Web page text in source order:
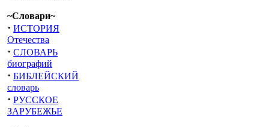
~Словари~
· ИСТОРИЯ
Отечества
· СЛОВАРЬ
биографий
· БИБЛЕЙСКИЙ
словарь
· РУССКОЕ
ЗАРУБЕЖЬЕ